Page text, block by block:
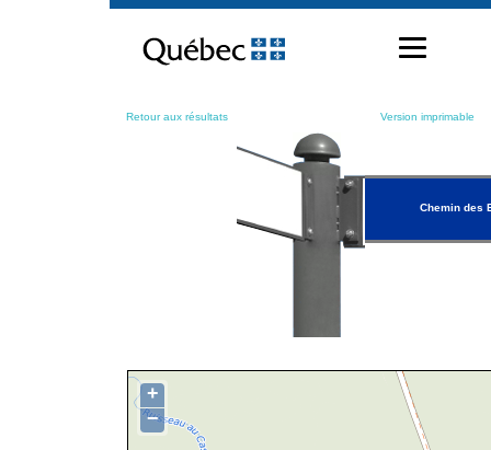
contenu
Retour aux résultats Version imprimable
Chemin des
+
−